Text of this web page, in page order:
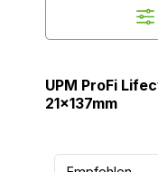
UPM ProFi
21x137mm